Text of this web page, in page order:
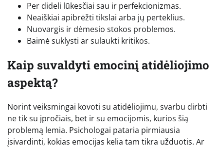
Per dideli lūkesčiai sau ir perfekcionizmas.
Neaiškiai apibrėžti tikslai arba jų perteklius.
Nuovargis ir dėmesio stokos problemos.
Baimė suklysti ar sulaukti kritikos.
Kaip suvaldyti emocinį atidėliojimo
aspektą?
Norint veiksmingai kovoti su atidėliojimu, svarbu dirbti
ne tik su įpročiais, bet ir su emocijomis, kurios šią
problemą lemia. Psichologai pataria pirmiausia
įsivardinti, kokias emocijas kelia tam tikra užduotis. Ar